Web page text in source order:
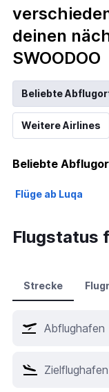
deinen
SWOODOO
Beliebte
Weitere Airlines
Beliebte
Flüge ab Luqa
Flugstatus
Strecke